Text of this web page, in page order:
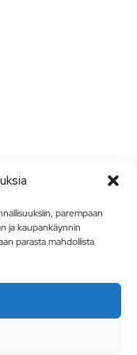
parempaan
ja kaupankäynnin
parasta mahdollista